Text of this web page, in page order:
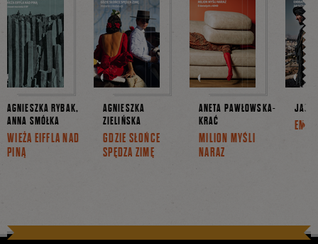
AGNIESZKA RYBAK,
ANNA SMÓŁKA
WIEŻA EIFFLA NAD
PINĄ
AGNIESZKA
ZIELIŃSKA
GDZIE SŁOŃCE
SPĘDZA ZIMĘ
ANETA PAWŁOWSKA-
KRAĆ
MILION MYŚLI
NARAZ